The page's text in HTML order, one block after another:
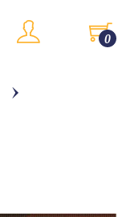
0